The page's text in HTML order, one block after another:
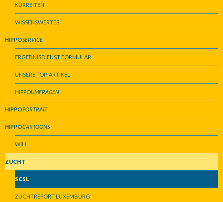
KÜRREITEN
WISSENSWERTES
HIPPOSERVICE
ERGEBNISDIENST FORMULAR
UNSERE TOP-ARTIKEL
HIPPOUMFRAGEN
HIPPOPORTRAIT
HIPPOCARTOONS
WILL
ZUCHT
SCSL
ZUCHTREPORT LUXEMBURG